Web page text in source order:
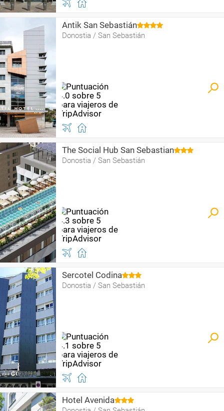
Antik San Sebastián
Donostia / San Sebastián
The Social Hub San Sebastian
Donostia / San Sebastián
Sercotel Codina
Donostia / San Sebastián
Hotel Avenida